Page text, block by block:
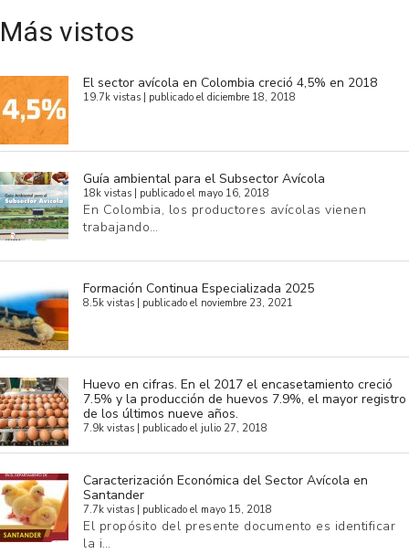
Más vistos
El sector avícola en Colombia creció 4,5% en 2018
19.7k vistas publicado el diciembre 18, 2018
Guía ambiental para el Subsector Avícola
18k vistas publicado el mayo 16, 2018
En Colombia, los productores avícolas vienen
trabajando…
Formación Continua Especializada 2025
8.5k vistas publicado el noviembre 23, 2021
Huevo en cifras. En el 2017 el encasetamiento creció
7.5% y la producción de huevos 7.9%, el mayor registro
de los últimos nueve años.
7.9k vistas publicado el julio 27, 2018
Caracterización Económica del Sector Avícola en
Santander
7.7k vistas publicado el mayo 15, 2018
El propósito del presente documento es identificar
la i…